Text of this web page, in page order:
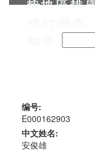
编号:
E000162903
中文姓名:
安俊雄